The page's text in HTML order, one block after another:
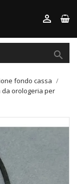


fondo cassa
da orologeria per